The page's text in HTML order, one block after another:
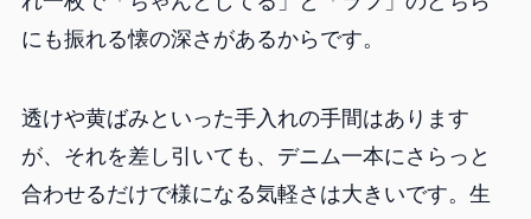
にも振れる懐の深さがあるからです。
透けや黄ばみといった手入れの手間はあります
が、それを差し引いても、デニム一本にさらっと
合わせるだけで様になる気軽さは大きいです。生